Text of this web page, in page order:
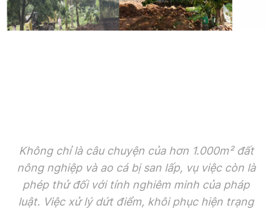
Không chỉ là câu chuyện của hơn 1.000m² đất
nông nghiệp và ao cá bị san lấp, vụ việc còn là
phép thử đối với tính nghiêm minh của pháp
luật. Việc xử lý dứt điểm, khôi phục hiện trạng